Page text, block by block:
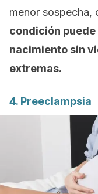
menor sospecha,
condición
nacimiento sin
extremas.
4. Preeclampsia